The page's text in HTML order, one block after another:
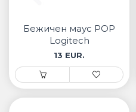
Бежичен маус POP
Logitech
13 EUR.
ПРОЕКТОРИ